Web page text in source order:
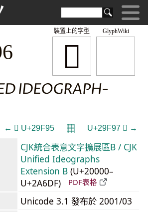
GlyphWiki
𩾖
裝置上的字型
IDEOGRAPH-
← 𩾕 U+29F95 𝄜 U+29F97 𩾗 →
CJK統合表意文字擴展區B / CJK
Unified Ideographs
Extension B (U+20000–
U+2A6DF)
PDF表格
Unicode 3.1 發布於 2001/03